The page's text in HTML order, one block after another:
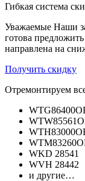
Гибкая система
Уважаемые Наши
готова
направлена на
Получить скидку
Отремонтируем
WKD 28541
WVH 28442
и другие…